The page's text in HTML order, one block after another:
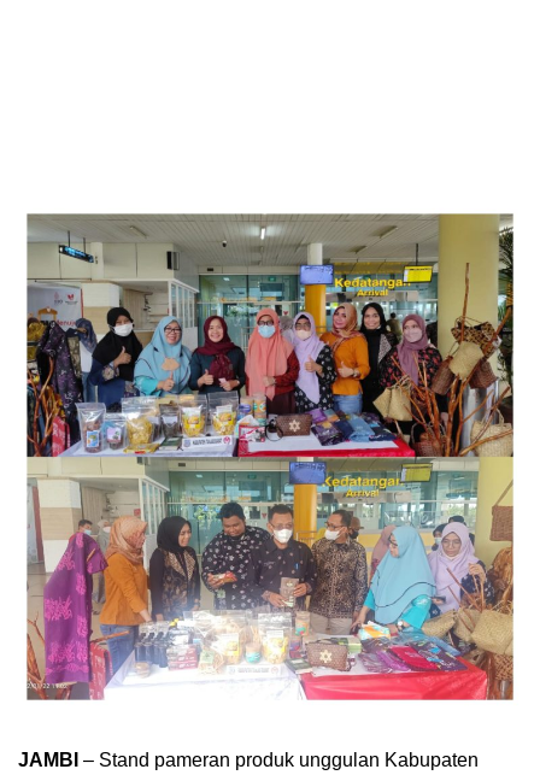
JAMBI – Stand pameran produk unggulan Kabupaten